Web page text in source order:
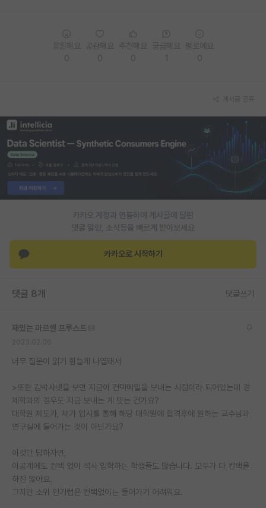
카카오 계정과 연동하여 게시글에 달린
댓글 알람, 소식등을 빠르게 받아보세요
카카오로 시작하기
댓글 8개 댓글쓰기
재밌는 마르셀 프루스트
너무 질문이 읽기 힘들게 나열돼서
>또한 김박사넷을 보면 지금이 컨텍메일을 보내는 시점이라 되어있는데 경
제학과의 경우도 지금 보내는 게 맞는 건가요?
대학원 제도가, 제가 입시를 통해 해당 대학원에 합격후에 원하는 교수님과
연구실에 들어가는 것이 아닌가요?
이것만 답하자면,
이공계에도 컨택 없이 석사 입학하는 학생들도 많습니다. 모두가 다 컨택을
하진 않아요.
그치만 소위 인기랩은 컨택없이는 들어가기 어려워요.